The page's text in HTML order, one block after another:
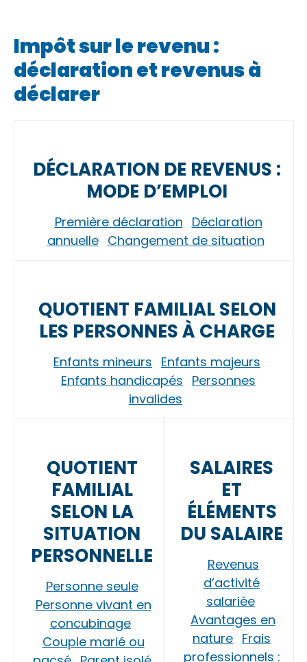
Impôt sur le revenu :
déclaration et revenus à
déclarer
DÉCLARATION DE REVENUS :
MODE D’EMPLOI
Première déclaration Déclaration
annuelle Changement de situation
QUOTIENT FAMILIAL SELON
LES PERSONNES À CHARGE
Enfants mineurs Enfants majeurs
Enfants handicapés Personnes
invalides
QUOTIENT
FAMILIAL
SELON LA
SITUATION
PERSONNELLE
Personne seule
Personne vivant en
concubinage
Couple marié ou
SALAIRES
ET
ÉLÉMENTS
DU SALAIRE
Revenus
d’activité
salariée
Avantages en
nature Frais
professionnels :